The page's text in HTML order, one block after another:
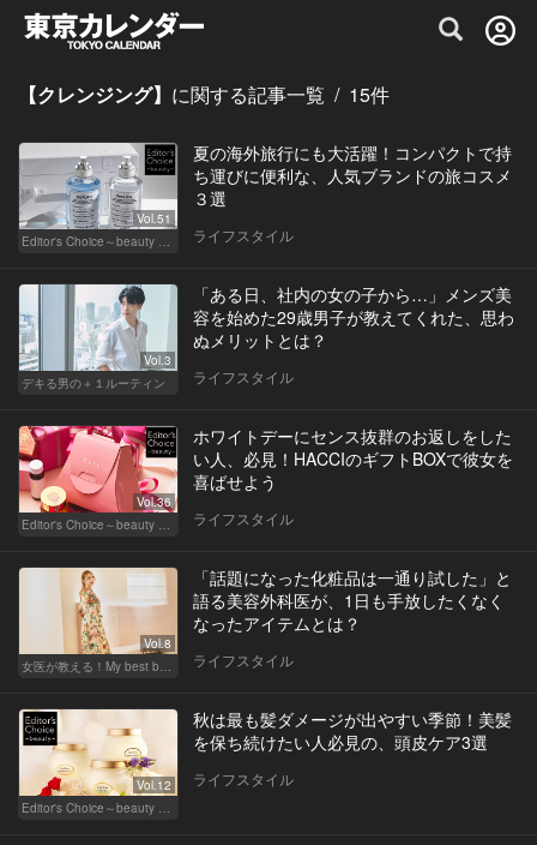
グルメ情報・プレミアムレストラン予約
【クレンジング】 に関する記事一覧 / 15件
Vol.51
Editor's Choice～beauty & wellness～
夏の海外旅行にも大活躍！コンパクトで持
ち運びに便利な、人気ブランドの旅コスメ
３選
ライフスタイル
Vol.3
デキる男の＋１ルーティン
「ある日、社内の女の子から…」メンズ美
容を始めた29歳男子が教えてくれた、思わ
ぬメリットとは？
ライフスタイル
Vol.36
Editor's Choice～beauty & wellness～
ホワイトデーにセンス抜群のお返しをした
い人、必見！HACCIのギフトBOXで彼女を
喜ばせよう
ライフスタイル
Vol.8
女医が教える！My best beauty
「話題になった化粧品は一通り試した」と
語る美容外科医が、1日も手放したくなく
なったアイテムとは？
ライフスタイル
Vol.12
Editor's Choice～beauty & wellness～
秋は最も髪ダメージが出やすい季節！美髪
を保ち続けたい人必見の、頭皮ケア3選
ライフスタイル